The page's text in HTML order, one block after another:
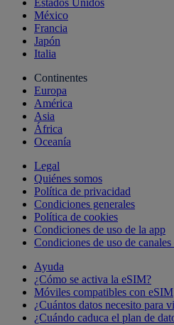
Estados Unidos
México
Francia
Japón
Italia
Continentes
Europa
América
Asia
África
Oceanía
Legal
Quiénes somos
Política de privacidad
Condiciones generales
Política de cookies
Condiciones de uso de la app
Condiciones de uso de
Ayuda
¿Cómo se activa la eSIM?
Móviles compatibles con eSIM
¿Cuántos datos necesito para
¿Cuándo caduca el plan de